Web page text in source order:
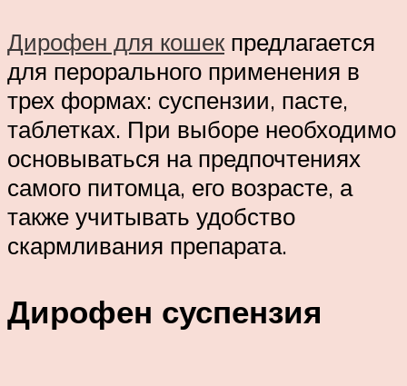
Дирофен для кошек предлагается
для перорального применения в
трех формах: суспензии, пасте,
таблетках. При выборе необходимо
основываться на предпочтениях
самого питомца, его возрасте, а
также учитывать удобство
скармливания препарата.
Дирофен суспензия